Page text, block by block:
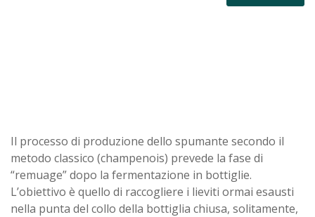
Il processo di produzione dello spumante secondo il
metodo classico (champenois) prevede la fase di
“remuage” dopo la fermentazione in bottiglie.
L’obiettivo è quello di raccogliere i lieviti ormai esausti
nella punta del collo della bottiglia chiusa, solitamente,